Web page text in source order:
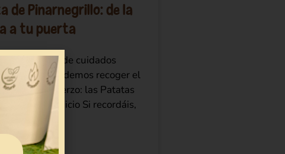
de Pinarnegrillo: de la
a tu puerta
de 6 meses de cuidados
por fin podemos recoger el
nuestro esfuerzo: las Patatas
El inicio Si recordáis,
LEYENDO »